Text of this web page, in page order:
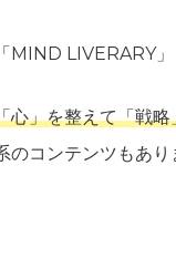
MIND LIVERARY
心」を整えて「戦
のコンテンツもあ